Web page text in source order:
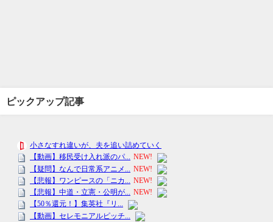
ピックアップ記事